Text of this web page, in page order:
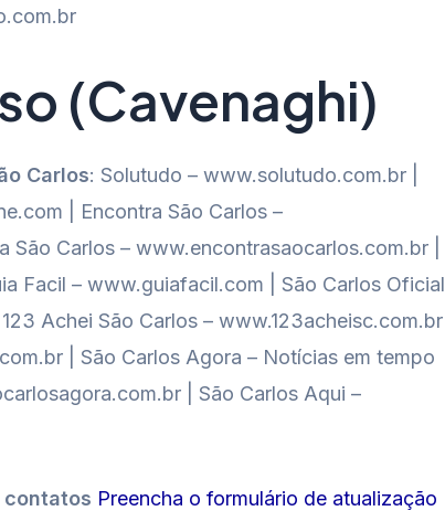
(Cavenaghi)
Carlos: Solutudo – www.solutudo.com.br |
| Encontra São Carlos –
Carlos – www.encontrasaocarlos.com.br |
Facil – www.guiafacil.com | São Carlos Oficial
Achei São Carlos – www.123acheisc.com.br
| São Carlos Agora – Notícias em tempo
| São Carlos Aqui –
contatos Preencha o formulário de atualização